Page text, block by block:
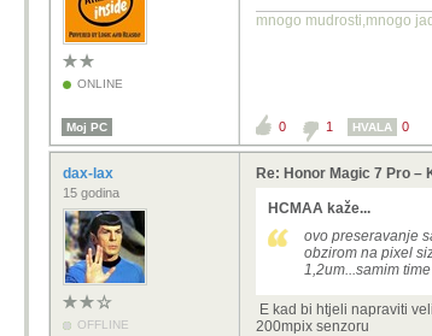
ONLINE
mnogo mudrosti,mnogo
Moj PC 0 1 HVALA 0
dax-lax
15 godina
OFFLINE
Re: Honor Magic 7 Pro
HCMAA kaže...
ovo preseravanje
obzirom na pixel
1,2um...samim
E kad bi htjeli napraviti
200mpix senzoru